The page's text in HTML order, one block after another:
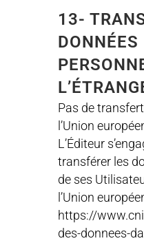
13-
DONNÉES
Pas de
l’Union
L’Éditeur
transférer les
de ses
l’Union
https://
des-donnees-